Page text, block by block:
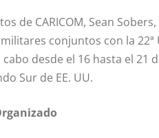
de CARICOM, Sean
conjuntos con la
desde el 16 hasta el
Sur de EE. UU.